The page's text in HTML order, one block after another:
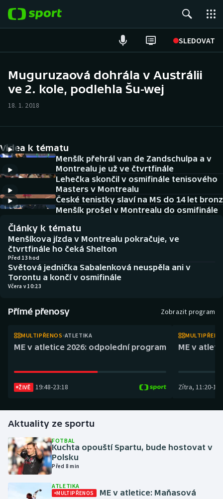
SLEDOVAT
ME v plavání
Tenis
DALŠÍ SPORTY
Americký fotbal
Atletika
Baseball a softbal
Basketbal
Box
Curling
Dostihy
Florbal
Futsal
Golf
NEPŘEHLÉDNĚTE
Soutěže
Historické návraty
Aplikace ČT sport
Muguruzaová dohrála v Austrálii
ve 2. kole, podlehla Šu-wej
18. 1. 2018
Videa k tématu
Menšík přehrál van de Zandschulpa a v
Montrealu je už ve čtvrtfinále
Lehečka skončil v osmifinále tenisového
Masters v Montrealu
České tenistky slaví na MS do 14 let bronz
Menšík prošel v Montrealu do osmifinále
Články k tématu
Menšíkova jízda v Montrealu pokračuje, ve
čtvrtfinále ho čeká Shelton
Před 13 hod
Světová jednička Sabalenková neuspěla ani v
Torontu a končí v osmifinále
Včera v 10:23
Přímé přenosy Zobrazit program
MULTIPŘENOS ATLETIKA
ME v atletice 2026: odpolední program
ŽIVĚ 19:48-23:18
ME v
Zítra, 11:20-
Aktuality ze sportu
FOTBAL
Kuchta opouští Spartu, bude hostovat v
Polsku
Před 8 min
ATLETIKA
MULTIPŘENOS
ME v atletice: Maňasová